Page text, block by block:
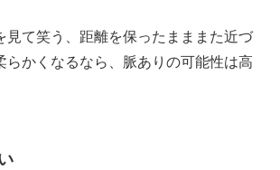
見て笑う、距離を保ったまままた近づ
らかくなるなら、脈ありの可能性は高